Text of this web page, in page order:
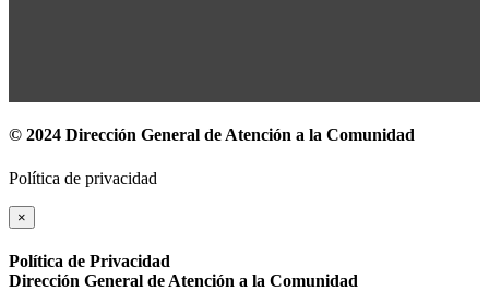
© 2024 Dirección General de Atención a la Comunidad
Política de privacidad
×
Política de Privacidad
Dirección General de Atención a la Comunidad